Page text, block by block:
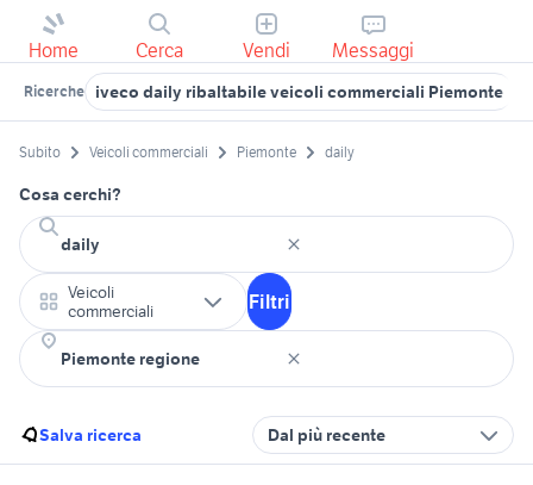
Home Cerca Vendi Messaggi
Ricerche iveco daily ribaltabile veicoli commerciali Piemonte
Subito Veicoli commerciali Piemonte daily
Cosa cerchi?
Veicoli
commerciali
Filtri
Salva ricerca Dal più recente